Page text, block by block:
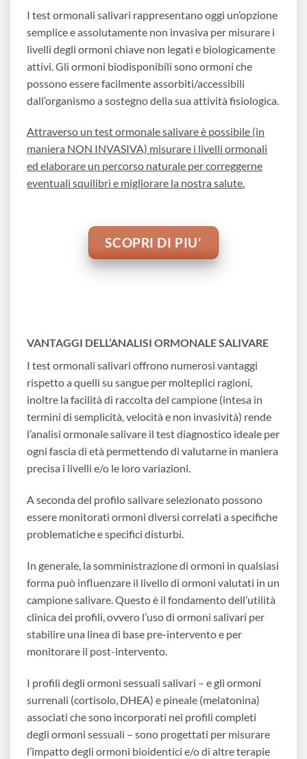
I test ormonali salivari rappresentano oggi un’opzione
semplice e assolutamente non invasiva per misurare i
livelli degli ormoni chiave non legati e biologicamente
attivi. Gli ormoni biodisponibili sono ormoni che
possono essere facilmente assorbiti/accessibili
dall’organismo a sostegno della sua attività fisiologica.
Attraverso un test ormonale salivare è possibile (in
maniera NON INVASIVA) misurare i livelli ormonali
ed elaborare un percorso naturale per correggerne
eventuali squilibri e migliorare la nostra salute.
SCOPRI DI PIU'
VANTAGGI DELL’ANALISI ORMONALE SALIVARE
I test ormonali salivari offrono numerosi vantaggi
rispetto a quelli su sangue per molteplici ragioni,
inoltre la facilità di raccolta del campione (intesa in
termini di semplicità, velocità e non invasività) rende
l’analisi ormonale salivare il test diagnostico ideale per
ogni fascia di età permettendo di valutarne in maniera
precisa i livelli e/o le loro variazioni.
A seconda del profilo salivare selezionato possono
essere monitorati ormoni diversi correlati a specifiche
problematiche e specifici disturbi.
In generale, la somministrazione di ormoni in qualsiasi
forma può influenzare il livello di ormoni valutati in un
campione salivare. Questo è il fondamento dell’utilità
clinica dei profili, ovvero l’uso di ormoni salivari per
stabilire una linea di base pre-intervento e per
monitorare il post-intervento.
I profili degli ormoni sessuali salivari – e gli ormoni
surrenali (cortisolo, DHEA) e pineale (melatonina)
associati che sono incorporati nei profili completi
degli ormoni sessuali – sono progettati per misurare
l’impatto degli ormoni bioidentici e/o di altre terapie